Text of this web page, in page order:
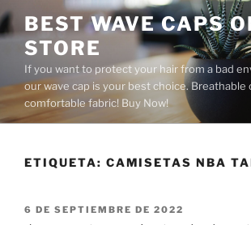
Saltar
al
contenido
BEST WAVE CAPS
STORE
If you want to protect your hair from a bad
our wave cap is your best choice. Breathable
comfortable fabric! Buy Now!
ETIQUETA: CAMISETAS NBA
PUBLICADO
6 DE SEPTIEMBRE DE 2022